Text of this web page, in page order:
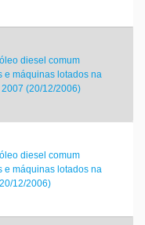
diesel comum
e máquinas lotados na
(20/12/2006)
diesel comum
e máquinas lotados na
12/2006)